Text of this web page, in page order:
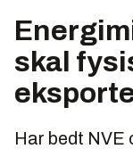
skal
Har bedt NVE